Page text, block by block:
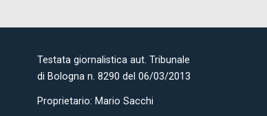
Testata giornalistica aut. Tribunale
di Bologna n. 8290 del 06/03/2013
Proprietario: Mario Sacchi